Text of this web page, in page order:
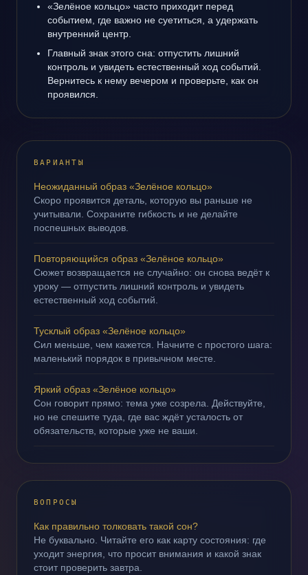
«Зелёное кольцо» часто приходит перед
событием, где важно не суетиться, а удержать
внутренний центр.
Главный знак этого сна: отпустить лишний
контроль и увидеть естественный ход событий.
Вернитесь к нему вечером и проверьте, как он
проявился.
ВАРИАНТЫ
Неожиданный образ «Зелёное кольцо»
Скоро проявится деталь, которую вы раньше не
учитывали. Сохраните гибкость и не делайте
поспешных выводов.
Повторяющийся образ «Зелёное кольцо»
Сюжет возвращается не случайно: он снова ведёт к
уроку — отпустить лишний контроль и увидеть
естественный ход событий.
Тусклый образ «Зелёное кольцо»
Сил меньше, чем кажется. Начните с простого шага:
маленький порядок в привычном месте.
Яркий образ «Зелёное кольцо»
Сон говорит прямо: тема уже созрела. Действуйте,
но не спешите туда, где вас ждёт усталость от
обязательств, которые уже не ваши.
ВОПРОСЫ
Как правильно толковать такой сон?
Не буквально. Читайте его как карту состояния: где
уходит энергия, что просит внимания и какой знак
стоит проверить завтра.